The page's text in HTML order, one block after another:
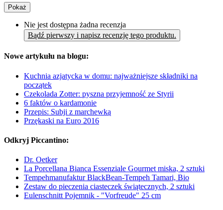
Pokaż
Nie jest dostępna żadna recenzja
Bądź pierwszy i napisz recenzję tego produktu.
Nowe artykułu na blogu:
Kuchnia azjatycka w domu: najważniejsze składniki na
początek
Czekolada Zotter: pyszna przyjemność ze Styrii
6 faktów o kardamonie
Przepis: Subji z marchewką
Przękaski na Euro 2016
Odkryj Piccantino:
Dr. Oetker
La Porcellana Bianca Essenziale Gourmet miska, 2 sztuki
Tempehmanufaktur BlackBean-Tempeh Tamari, Bio
Zestaw do pieczenia ciasteczek świątecznych, 2 sztuki
Eulenschnitt Pojemnik - "Vorfreude" 25 cm